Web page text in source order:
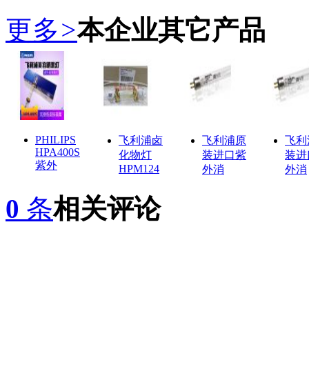
更多>本企业其它产品
PHILIPS
HPA400S
紫外
飞利浦卤
化物灯
HPM124
飞利浦原
装进口紫
外消
飞
装
外消
0 条相关评论